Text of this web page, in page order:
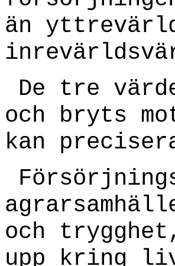
än
De tre
och bryts
kan
och
upp kring